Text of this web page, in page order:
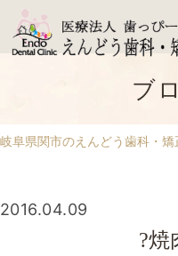
ブ
岐阜県関市のえんどう歯科・矯
?焼
2016.04.09